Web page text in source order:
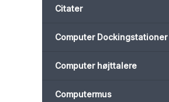
Citater
Computer Dockingstationer
Computer højttalere
Computermus